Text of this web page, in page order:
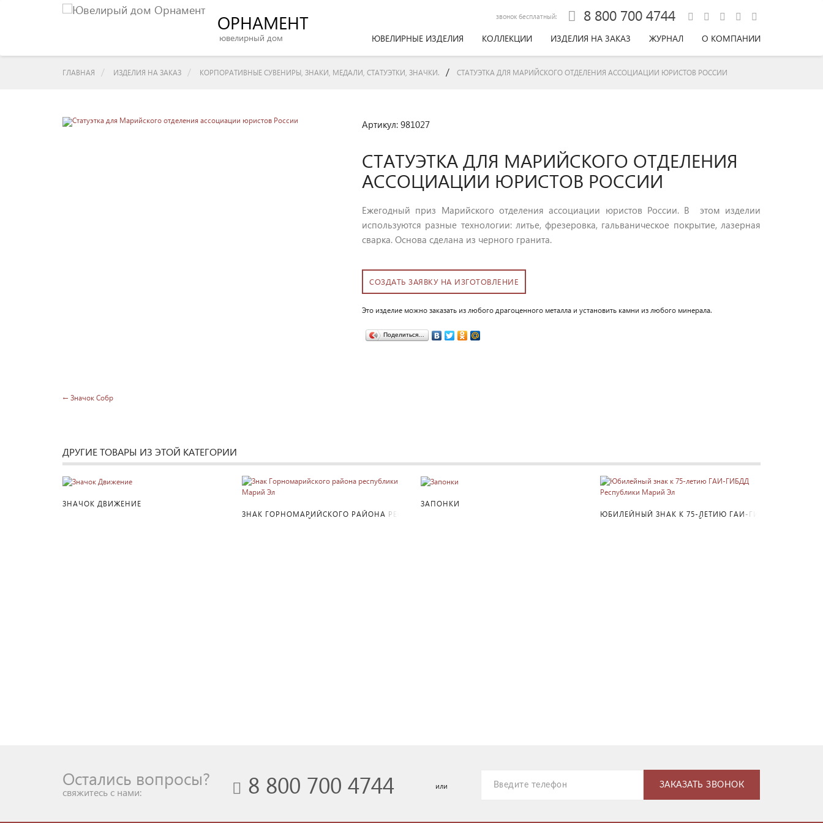
ОРНАМЕНТ
ювелирный дом
звонок бесплатный: 8 800 700 4744
ЮВЕЛИРНЫЕ ИЗДЕЛИЯ КОЛЛЕКЦИИ ИЗДЕЛИЯ НА ЗАКАЗ ЖУРНАЛ О КОМПАНИИ
ГЛАВНАЯ ИЗДЕЛИЯ НА ЗАКАЗ КОРПОРАТИВНЫЕ СУВЕНИРЫ, ЗНАКИ, МЕДАЛИ, СТАТУЭТКИ, ЗНАЧКИ. / СТАТУЭТКА ДЛЯ МАРИЙСКОГО ОТДЕЛЕНИЯ АССОЦИАЦИИ ЮРИСТОВ РОССИИ
Артикул: 981027
СТАТУЭТКА ДЛЯ МАРИЙСКОГО ОТДЕЛЕНИЯ
АССОЦИАЦИИ ЮРИСТОВ РОССИИ
Ежегодный приз Марийского отделения ассоциации юристов России. В этом изделии
используются разные технологии: литье, фрезеровка, гальваническое покрытие, лазерная
сварка. Основа сделана из черного гранита.
Это изделие можно заказать из любого драгоценного металла и установить камни из любого минерала.
Поделиться…
← Значок Собр
ДРУГИЕ ТОВАРЫ ИЗ ЭТОЙ КАТЕГОРИИ
ПОДРОБНЕЕ
ЗНАЧОК ДВИЖЕНИЕ
ПОДРОБНЕЕ
ЗНАК ГОРНОМАРИЙСКОГО РАЙОНА РЕС
ЗАПОНКИ
ПОДРОБНЕЕ
ЮБИЛЕЙНЫЙ ЗНАК К 75-ЛЕТИЮ ГАИ-ГИ
Остались вопросы?
cвяжитесь с нами: 8 800 700 4744 или